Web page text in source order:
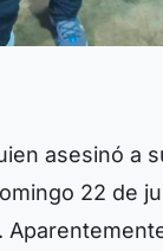
asesinó a
22 de